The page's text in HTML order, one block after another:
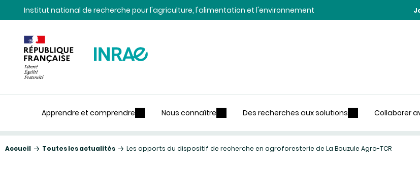
Contenu
Recherche
NavigationInstitut national de recherche pour l'agriculture, l'alimentation et l'environnement
Apprendre et comprendre Nous connaître Des recherches aux solutions Collaborer
Accueil Toutes les actualités Les apports du dispositif de recherche en agroforesterie de La Bouzule Agro-TCR